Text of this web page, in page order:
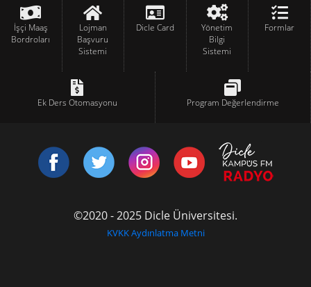
İşçi Maaş
Bordroları
Lojman
Başvuru
Sistemi
Dicle Card
Yönetim
Bilgi
Sistemi
Formlar
Ek Ders Otomasyonu Program Değerlendirme
©2020 - 2025 Dicle Üniversitesi.
KVKK Aydınlatma Metni